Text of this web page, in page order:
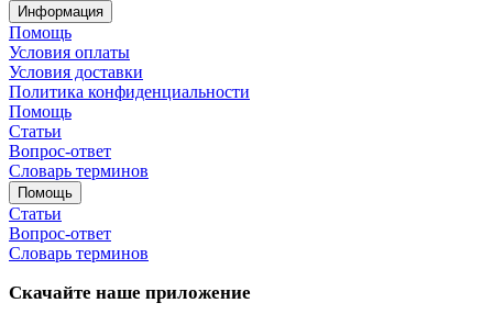
Информация
Помощь
Условия оплаты
Условия доставки
Политика конфиденциальности
Помощь
Статьи
Вопрос-ответ
Словарь терминов
Помощь
Статьи
Вопрос-ответ
Словарь терминов
Скачайте наше приложение